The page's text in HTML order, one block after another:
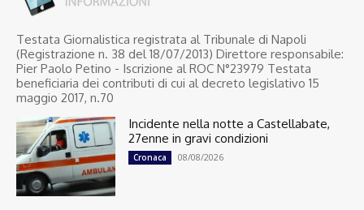
Testata Giornalistica registrata al Tribunale di Napoli
(Registrazione n. 38 del 18/07/2013) Direttore responsabile:
Pier Paolo Petino - Iscrizione al ROC N°23979 Testata
beneficiaria dei contributi di cui al decreto legislativo 15
maggio 2017, n.70
Incidente nella notte a Castellabate,
27enne in gravi condizioni
Cronaca 08/08/2026